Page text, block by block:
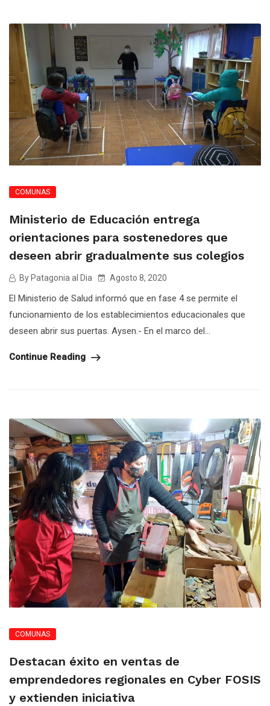
COMUNAS
Ministerio de Educación entrega
orientaciones para sostenedores que
deseen abrir gradualmente sus colegios
By Patagonia al Dia Agosto 8, 2020
El Ministerio de Salud informó que en fase 4 se permite el
funcionamiento de los establecimientos educacionales que
deseen abrir sus puertas. Aysen.- En el marco del...
Continue Reading
COMUNAS
Destacan éxito en ventas de
emprendedores regionales en Cyber FOSIS
y extienden iniciativa